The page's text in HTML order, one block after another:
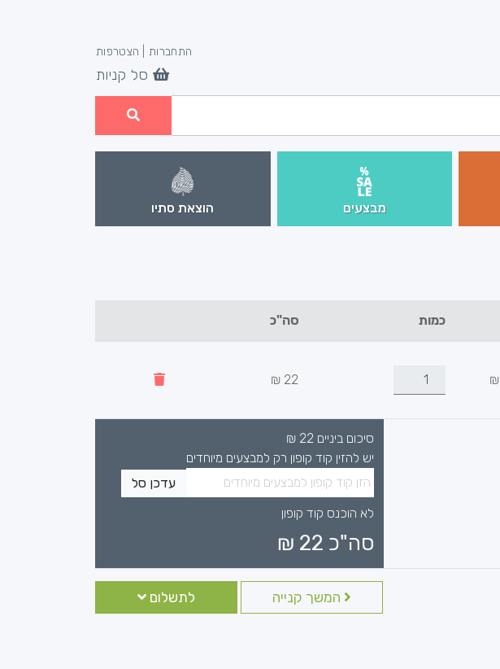
התחברות הצטרפות
סל קניות
מבצעים הוצאת סתיו
כמות סה"כ
₪
22 ₪
סיכום ביניים 22
₪
יש להזין קוד קופון רק למבצעים מיוחדים
עדכן סל
לא הוכנס קוד קופון
סה"כ 22
₪
המשך קנייה לתשלום